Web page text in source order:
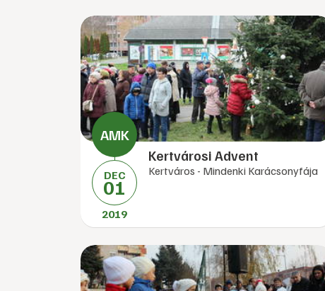
DEC
01
2019
Kertvárosi Advent
Kertváros - Mindenki Karácsonyfája